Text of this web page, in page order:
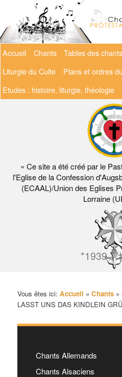
contenu
principal
« Ce site a été créé par le
l'Eglise de la Confession
(ECAAL)/Union des Eglises
Lorraine
*1939 –
Menu
Accueil Chants Tables des chants
Liturgie du Culte
Plans et ordres
Etudes : histoire, liturgie, théologie
Vous êtes ici:Accueil »Chants »
LASST UNS DAS KINDLEIN
Chants Allemands
Chants Alsaciens